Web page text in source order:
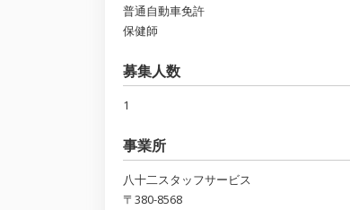
普通自動車免許
保健師
募集人数
1
事業所
八十二スタッフサービス
〒380-8568